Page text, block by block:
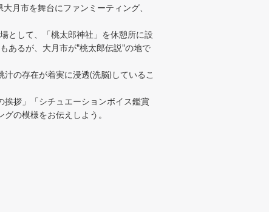
月市を舞台にファンミーティング、
として、「桃太郎神社」を休憩所に設
あるが、大月市が"桃太郎伝説"の地で
の存在が着実に浸透(洗脳)しているこ
拶」「シチュエーションボイス鑑賞
の模様をお伝えしよう。